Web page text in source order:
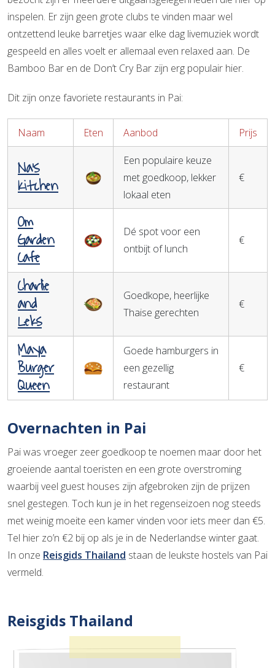
inspelen. Er zijn geen grote clubs te vinden maar wel
ontzettend leuke barretjes waar elke dag livemuziek wordt
gespeeld en alles voelt er allemaal even relaxed aan. De
Bamboo Bar en de Don’t Cry Bar zijn erg populair hier.
Dit zijn onze favoriete restaurants in Pai:
Naam Eten Aanbod Prijs
Na’s
Kitchen
Een populaire keuze
met goedkoop, lekker
lokaal eten
€
Om
Garden
Cafe
Dé spot voor een
ontbijt of lunch
€
Charlie
and
Leks
Goedkope, heerlijke
Thaise gerechten
€
Maya
Burger
Queen
Goede hamburgers in
een gezellig
restaurant
€
Overnachten in Pai
Pai was vroeger zeer goedkoop te noemen maar door het
groeiende aantal toeristen en een grote overstroming
waarbij veel guest houses zijn afgebroken zijn de prijzen
snel gestegen. Toch kun je in het regenseizoen nog steeds
met weinig moeite een kamer vinden voor iets meer dan €5.
Tel hier zo’n €2 bij op als je in de Nederlandse winter gaat.
In onze Reisgids Thailand staan de leukste hostels van Pai
vermeld.
Reisgids Thailand